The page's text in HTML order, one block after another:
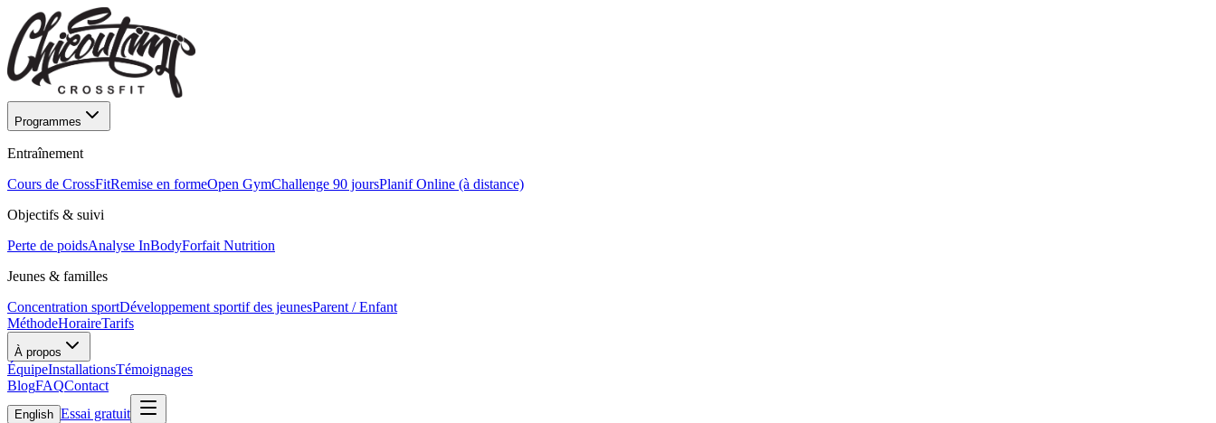
Programmes
Entraînement
Cours de CrossFitRemise en formeOpen GymChallenge 90 joursPlanif Online (à distance)
Objectifs & suivi
Perte de poidsAnalyse InBodyForfait Nutrition
Jeunes & familles
Concentration sportDéveloppement sportif des jeunesParent / Enfant
MéthodeHoraireTarifs
À propos
ÉquipeInstallationsTémoignages
BlogFAQContact
English Essai gratuit